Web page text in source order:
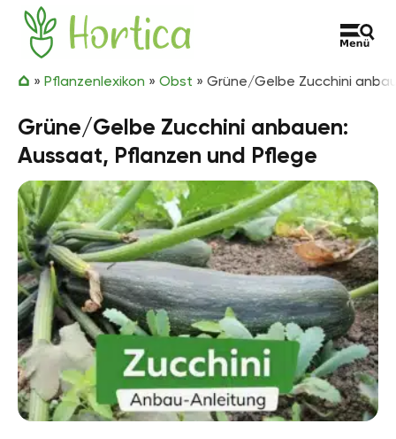
Zum Inhalt springen
Hortica
» Pflanzenlexikon » Obst » Grüne/Gelbe Zucchini
Grüne/Gelbe Zucchini anbauen:
Aussaat, Pflanzen und Pflege